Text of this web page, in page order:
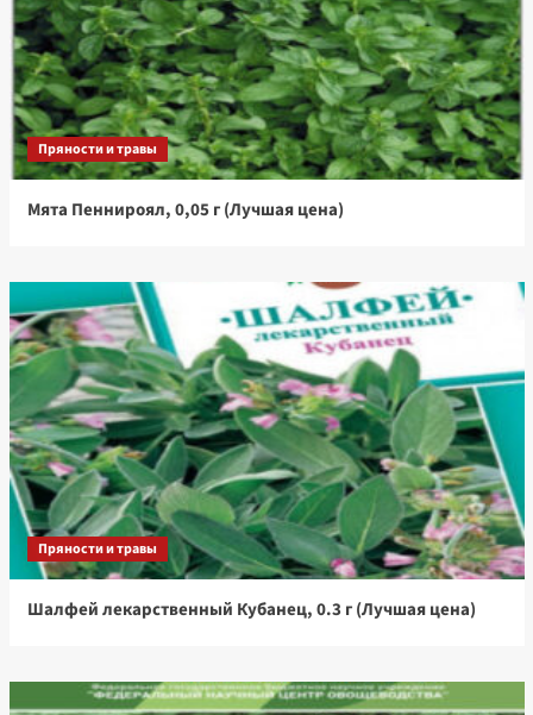
Пряности и травы
Мята Пеннироял, 0,05 г (Лучшая цена)
Пряности и травы
Шалфей лекарственный Кубанец, 0.3 г (Лучшая цена)